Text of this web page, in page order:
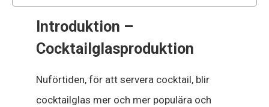
Introduktion –
Cocktailglasproduktion
Nuförtiden, för att servera cocktail, blir
cocktailglas mer och mer populära och